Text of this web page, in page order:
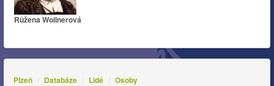
Růžena Wollnerová
Plzeň Databáze Lidé Osoby